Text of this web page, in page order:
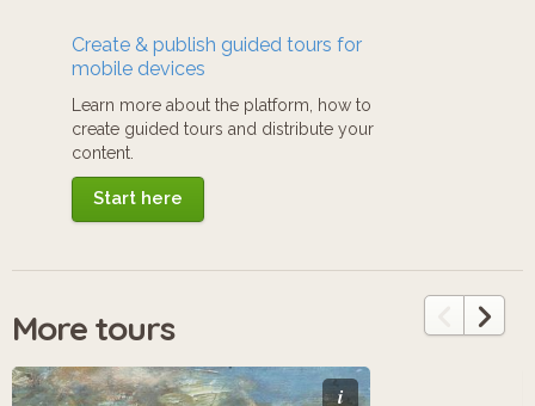
Create & publish guided tours for
mobile devices
Learn more about the platform, how to
create guided tours and distribute your
content.
Start here
More tours
i